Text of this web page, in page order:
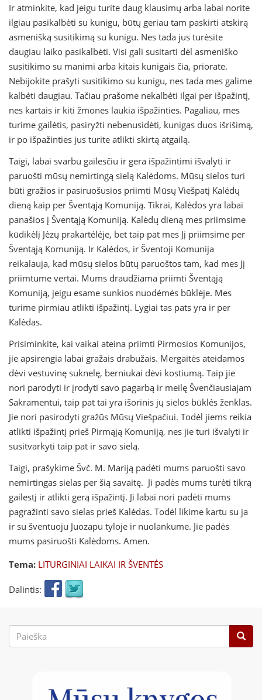
Ir atminkite, kad jeigu turite daug klausimų arba labai norite
ilgiau pasikalbėti su kunigu, būtų geriau tam paskirti atskirą
asmenišką susitikimą su kunigu. Nes tada jus turėsite
daugiau laiko pasikalbėti. Visi gali susitarti dėl asmeniško
susitikimo su manimi arba kitais kunigais čia, priorate.
Nebijokite prašyti susitikimo su kunigu, nes tada mes galime
kalbėti daugiau. Tačiau prašome nekalbėti ilgai per išpažintį,
nes kartais ir kiti žmones laukia išpažinties. Pagaliau, mes
turime gailėtis, pasiryžti nebenusidėti, kunigas duos išrišimą,
ir po išpažinties jus turite atlikti skirtą atgailą.
Taigi, labai svarbu gailesčiu ir gera išpažintimi išvalyti ir
paruošti mūsų nemirtingą sielą Kalėdoms. Mūsų sielos turi
būti gražios ir pasiruošusios priimti Mūsų Viešpatį Kalėdų
dieną kaip per Šventąją Komuniją. Tikrai, Kalėdos yra labai
panašios į Šventąją Komuniją. Kalėdų dieną mes priimsime
kūdikėlį Jėzų prakartėlėje, bet taip pat mes Jį priimsime per
Šventąją Komuniją. Ir Kalėdos, ir Šventoji Komunija
reikalauja, kad mūsų sielos būtų paruoštos tam, kad mes Jį
priimtume vertai. Mums draudžiama priimti Šventąją
Komuniją, jeigu esame sunkios nuodėmės būklėje. Mes
turime pirmiau atlikti išpažintį. Lygiai tas pats yra ir per
Kalėdas.
Prisiminkite, kai vaikai ateina priimti Pirmosios Komunijos,
jie apsirengia labai gražais drabužais. Mergaitės ateidamos
dėvi vestuvinę suknelę, berniukai dėvi kostiumą. Taip jie
nori parodyti ir įrodyti savo pagarbą ir meilę Švenčiausiajam
Sakramentui, taip pat tai yra išorinis jų sielos būklės ženklas.
Jie nori pasirodyti gražūs Mūsų Viešpačiui. Todėl jiems reikia
atlikti išpažintį prieš Pirmąją Komuniją, nes jie turi išvalyti ir
susitvarkyti taip pat ir savo sielą.
Taigi, prašykime Švč. M. Mariją padėti mums paruošti savo
nemirtingas sielas per šią savaitę. Ji padės mums turėti tikrą
gailestį ir atlikti gerą išpažintį. Ji labai nori padėti mums
pagražinti savo sielas prieš Kalėdas. Todėl likime kartu su ja
ir su šventuoju Juozapu tyloje ir nuolankume. Jie padės
mums pasiruošti Kalėdoms. Amen.
Tema: LITURGINIAI LAIKAI IR ŠVENTĖS
Dalintis:
Paieškos